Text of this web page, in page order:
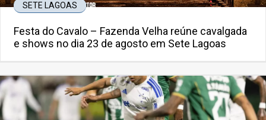
SETE LAGOAS
Festa do Cavalo – Fazenda Velha reúne cavalgada
e shows no dia 23 de agosto em Sete Lagoas